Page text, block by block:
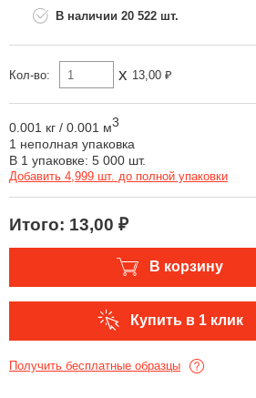
Одноклассники
20 522 шт.
Кол-во: x 13,00 ₽
0.001 кг / 0.001 м3
1 неполная упаковка
В 1 упаковке: 5 000 шт.
Добавить 4,999 шт. до полной упаковки
Итого: 13,00 ₽
В корзину
Купить в 1 клик
Получить бесплатные образцы